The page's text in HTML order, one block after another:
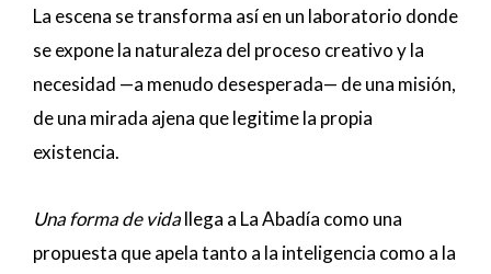
La escena se transforma así en un laboratorio donde
se expone la naturaleza del proceso creativo y la
necesidad —a menudo desesperada— de una misión,
de una mirada ajena que legitime la propia
existencia.
Una forma de vidallega a La Abadía como una
propuesta que apela tanto a la inteligencia como a la